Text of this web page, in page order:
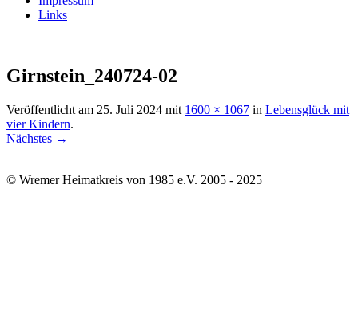
Links
Girnstein_240724-02
Veröffentlicht am 25. Juli 2024 mit 1600 × 1067 in Lebensglück mit
vier Kindern.
Nächstes →
© Wremer Heimatkreis von 1985 e.V. 2005 - 2025